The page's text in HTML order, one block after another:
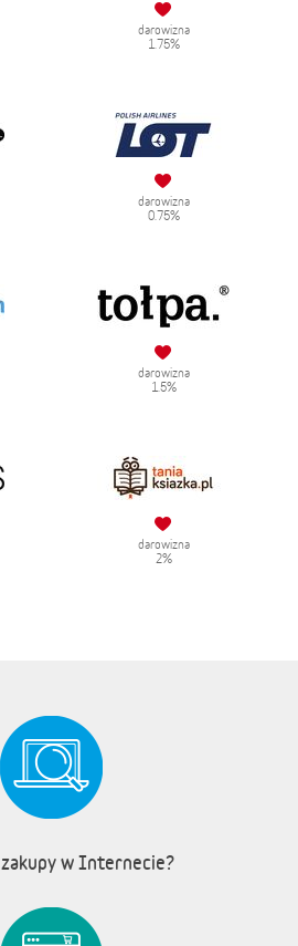
darowizna
1.75%
darowizna
0.75%
darowizna
1.5%
darowizna
2%
zakupy w Internecie?